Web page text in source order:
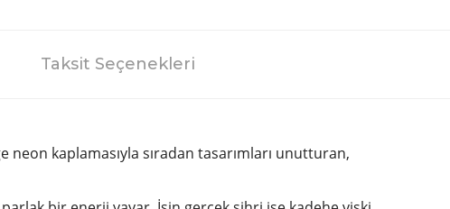
Taksit Seçenekleri
neon kaplamasıyla sıradan tasarımları unutturan,